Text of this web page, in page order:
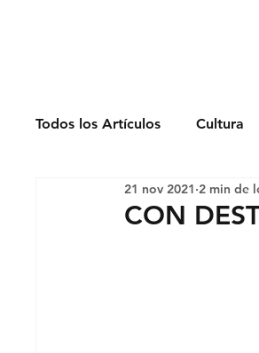
Todos los Artículos Cultura
Economía Feminicidio
CON
21 nov 2021 2 min de